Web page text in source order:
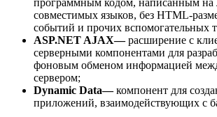
совместимых языков, без HTML-
событий и прочих вспомогательных
ASP.NET AJAX—расширение с
серверными компонентами для
фоновым обменом информацией
сервером;
Dynamic Data—компонент для
приложений, взаимодействующих с